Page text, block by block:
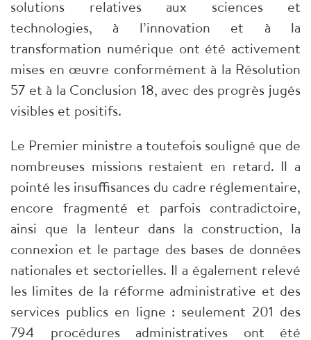
solutions relatives aux sciences et
technologies, à l’innovation et à la
transformation numérique ont été activement
mises en œuvre conformément à la Résolution
57 et à la Conclusion 18, avec des progrès jugés
visibles et positifs.
Le Premier ministre a toutefois souligné que de
nombreuses missions restaient en retard. Il a
pointé les insuffisances du cadre réglementaire,
encore fragmenté et parfois contradictoire,
ainsi que la lenteur dans la construction, la
connexion et le partage des bases de données
nationales et sectorielles. Il a également relevé
les limites de la réforme administrative et des
services publics en ligne : seulement 201 des
794 procédures administratives ont été